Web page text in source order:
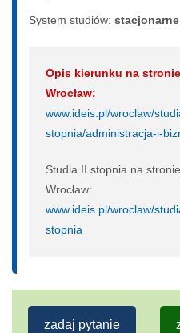
System studiów:
Opis kierunku na
Wrocław:
www.ideis.pl/wroclaw/
stopnia/administracja-i-
Studia II stopnia na
Wrocław:
www.ideis.pl/wroclaw/
stopnia
zadaj pytanie